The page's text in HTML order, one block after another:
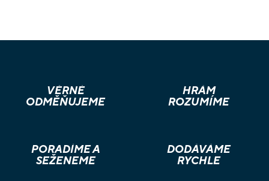
VĚRNÉ
ODMĚŇUJEME
HRÁM
ROZUMÍME
PORADÍME A
SEŽENEME
DODÁVÁME
RYCHLE